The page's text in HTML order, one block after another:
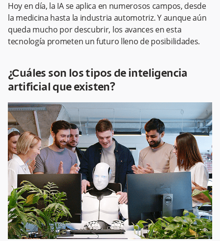
Hoy en día, la IA se aplica en numerosos campos, desde
la medicina hasta la industria automotriz. Y aunque aún
queda mucho por descubrir, los avances en esta
tecnología prometen un futuro lleno de posibilidades.
¿Cuáles son los tipos de inteligencia
artificial que existen?